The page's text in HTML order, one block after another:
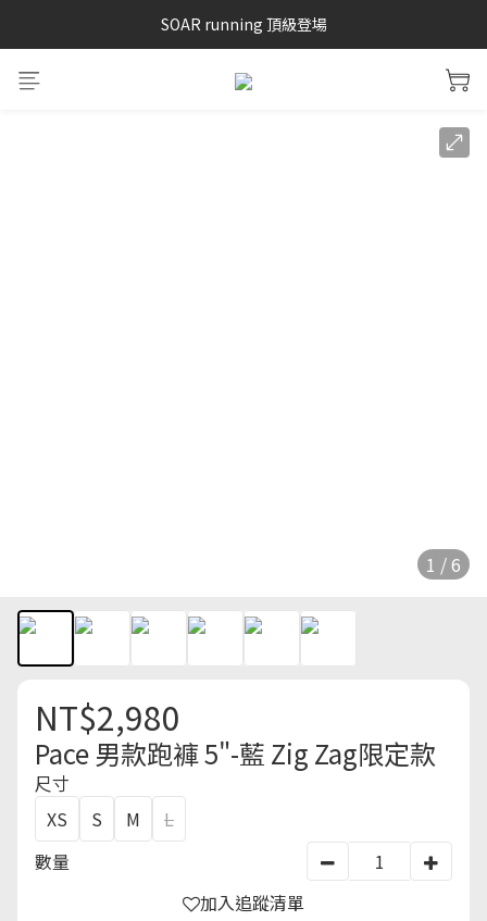
SAYSKY 26'春夏兩件85折
SOAR running 頂級登場
加入LINE好友 再領100購物金 點我加入
1 / 6
NT$2,980
Pace 男款跑褲 5"-藍 Zig Zag限定款
尺寸
XS
S M
L
數量
加入追蹤清單